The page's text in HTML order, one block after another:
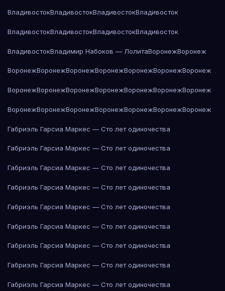
ВладивостокВладивостокВладивостокВладивосток
ВладивостокВладивостокВладивостокВладивосток
ВладивостокВладимир Набоков — ЛолитаВоронежВоронеж
ВоронежВоронежВоронежВоронежВоронежВоронежВоронеж
ВоронежВоронежВоронежВоронежВоронежВоронежВоронеж
ВоронежВоронежВоронежВоронежВоронежВоронежВоронеж
Габриэль Гарсиа Маркес — Сто лет одиночества
Габриэль Гарсиа Маркес — Сто лет одиночества
Габриэль Гарсиа Маркес — Сто лет одиночества
Габриэль Гарсиа Маркес — Сто лет одиночества
Габриэль Гарсиа Маркес — Сто лет одиночества
Габриэль Гарсиа Маркес — Сто лет одиночества
Габриэль Гарсиа Маркес — Сто лет одиночества
Габриэль Гарсиа Маркес — Сто лет одиночества
Габриэль Гарсиа Маркес — Сто лет одиночества